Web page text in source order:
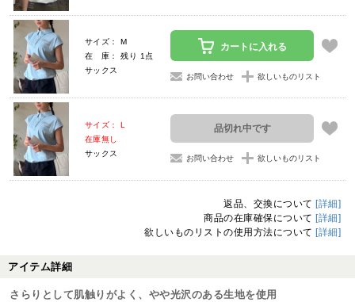
サイズ： M
在 庫： 残り 1点
サックス
カートに入れる
お問い合わせ 欲しいものリスト
サイズ： L
在庫無し
サックス
品切れ中です
お問い合わせ 欲しいものリスト
返品、交換について [詳細]
商品の在庫確保について [詳細]
欲しいものリストの使用方法について [詳細]
アイテム詳細
さらりとして肌触りがよく、やや光沢のある生地を使用